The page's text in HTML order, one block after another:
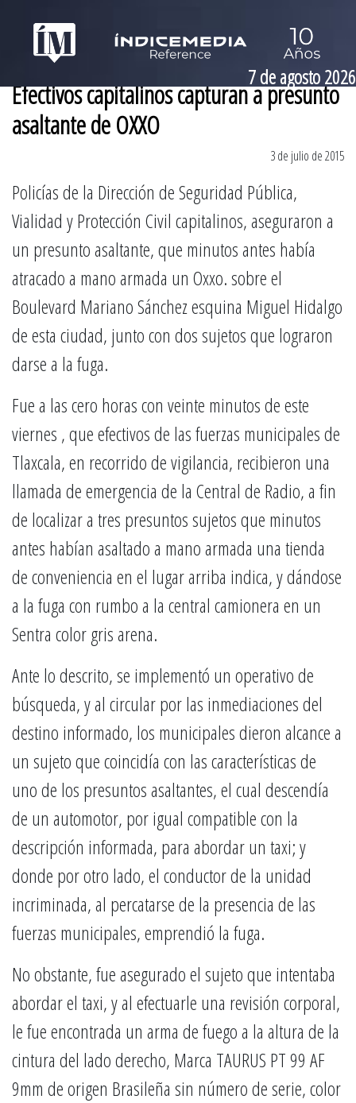
7 de agosto 2026
Efectivos capitalinos capturan a presunto
asaltante de OXXO
3 de julio de 2015
Policías de la Dirección de Seguridad Pública,
Vialidad y Protección Civil capitalinos, aseguraron a
un presunto asaltante, que minutos antes había
atracado a mano armada un Oxxo. sobre el
Boulevard Mariano Sánchez esquina Miguel Hidalgo
de esta ciudad, junto con dos sujetos que lograron
darse a la fuga.
Fue a las cero horas con veinte minutos de este
viernes , que efectivos de las fuerzas municipales de
Tlaxcala, en recorrido de vigilancia, recibieron una
llamada de emergencia de la Central de Radio, a fin
de localizar a tres presuntos sujetos que minutos
antes habían asaltado a mano armada una tienda
de conveniencia en el lugar arriba indica, y dándose
a la fuga con rumbo a la central camionera en un
Sentra color gris arena.
Ante lo descrito, se implementó un operativo de
búsqueda, y al circular por las inmediaciones del
destino informado, los municipales dieron alcance a
un sujeto que coincidía con las características de
uno de los presuntos asaltantes, el cual descendía
de un automotor, por igual compatible con la
descripción informada, para abordar un taxi; y
donde por otro lado, el conductor de la unidad
incriminada, al percatarse de la presencia de las
fuerzas municipales, emprendió la fuga.
No obstante, fue asegurado el sujeto que intentaba
abordar el taxi, y al efectuarle una revisión corporal,
le fue encontrada un arma de fuego a la altura de la
cintura del lado derecho, Marca TAURUS PT 99 AF
9mm de origen Brasileña sin número de serie, color